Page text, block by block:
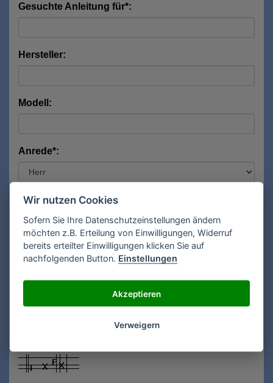
Gesuchte Anleitung für*:
Hersteller:
Modell:
Anrede*:
Vorname*:
Nachname*:
Wir nutzen Cookies
Sofern Sie Ihre Datenschutzeinstellungen ändern
möchten z.B. Erteilung von Einwilligungen, Widerruf
bereits erteilter Einwilligungen klicken Sie auf
nachfolgenden Button. Einstellungen
Akzeptieren
Verweigern